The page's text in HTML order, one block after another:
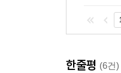
한줄평 (6건)